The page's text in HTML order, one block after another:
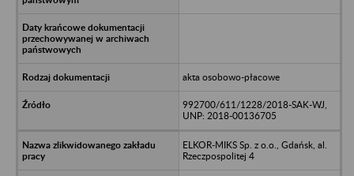
akta osobowo-płacowe
992700/611/1228/2018-SAK-WJ,
UNP: 2018-00136705
ELKOR-MIKS Sp. z o.o., Gdańsk, al.
Rzeczpospolitej 4